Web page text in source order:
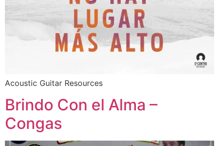
Acoustic Guitar Resources
Brindo Con el Alma –
Congas